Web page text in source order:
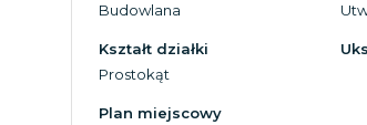
Budowlana
Kształt działki
Prostokąt
Plan miejscowy